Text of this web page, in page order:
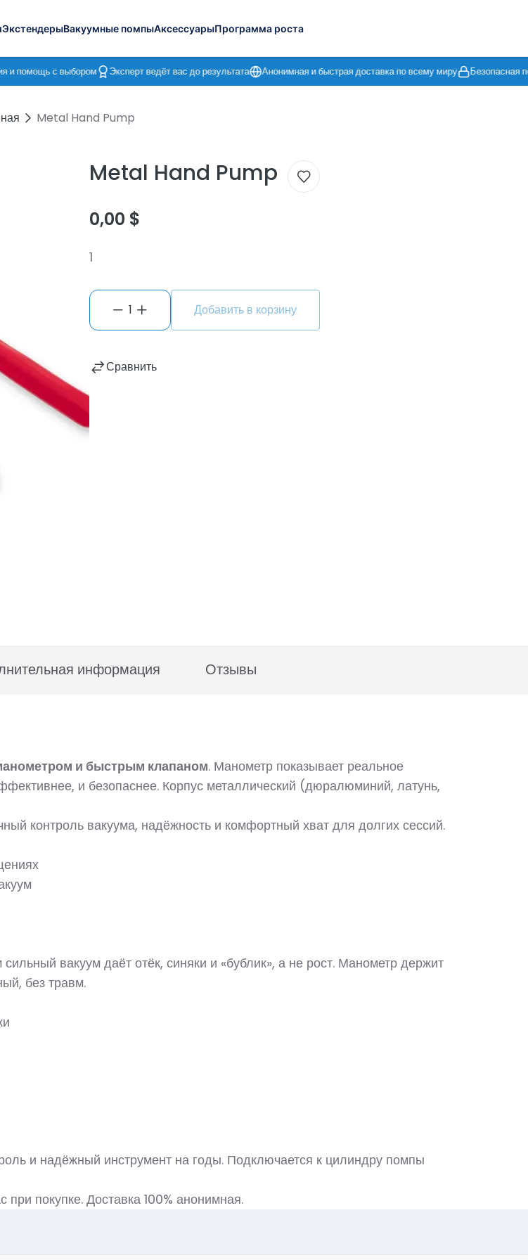
ЭкстендерыВакуумные помпыАксессуарыПрограмма роста
и помощь с выбором Эксперт ведёт вас до результата Анонимная и быстрая доставка по всему миру Безопасная
Metal Hand Pump
Metal Hand Pump
0,00 $
1
1 Добавить в корзину
Сравнить
информация Отзывы
и быстрым клапаном. Манометр показывает реальное
и безопаснее. Корпус металлический (дюралюминий, латунь,
контроль вакуума, надёжность и комфортный хват для долгих сессий.
вакуум даёт отёк, синяки и «бублик», а не рост. Манометр держит
без травм.
и надёжный инструмент на годы. Подключается к цилиндру помпы
покупке. Доставка 100% анонимная.